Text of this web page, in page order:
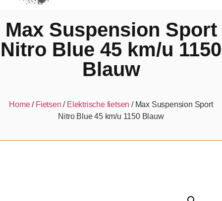
Max Suspension Sport
Nitro Blue 45 km/u 1150
Blauw
Home/ Fietsen / Elektrische fietsen / Max Suspension Sport
Nitro Blue 45 km/u 1150 Blauw